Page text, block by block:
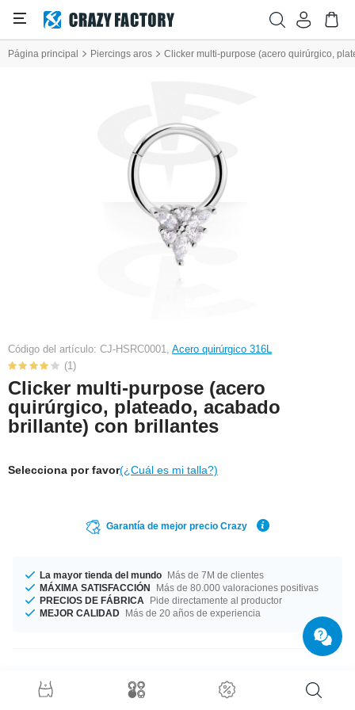
Página principal Piercings aros Clicker multi-purpose (acero quirúrgico,
Código del artículo: CJ-HSRC0001, Acero quirúrgico 316L
(1)
Clicker multi-purpose (acero
quirúrgico, plateado, acabado
brillante) con brillantes
Selecciona por favor(¿Cuál es mi talla?)
Garantía de mejor precio Crazy
La mayor tienda del mundo Más de 7M de clientes
MÁXIMA SATISFACCIÓN
Más de 80.000 valoraciones positivas
PRECIOS DE FÁBRICA
Pide directamente al productor
MEJOR CALIDAD Más de 20 años de experiencia
Detalles del producto